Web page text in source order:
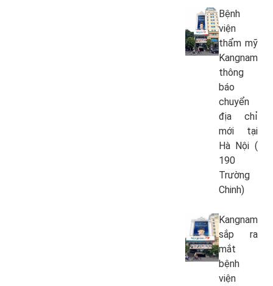
Bệnh
viện
thẩm mỹ
Kangnam
thông
báo
chuyển
địa chỉ
mới tại
Hà Nội (
190
Trường
Chinh)
Kangnam
sắp ra
mắt
bệnh
viện